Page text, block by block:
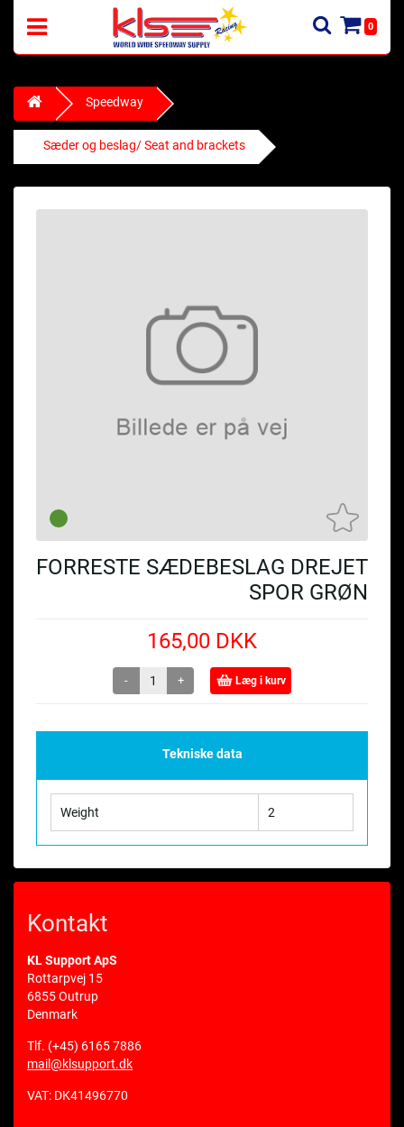
0
Speedway
Sæder og beslag/ Seat and brackets
FORRESTE SÆDEBESLAG DREJET
SPOR GRØN
165,00 DKK
- + Læg i kurv
Tekniske data
Weight 2
Kontakt
KL Support ApS
Rottarpvej 15
6855 Outrup
Denmark
Tlf. (+45) 6165 7886
mail@klsupport.dk
VAT: DK41496770